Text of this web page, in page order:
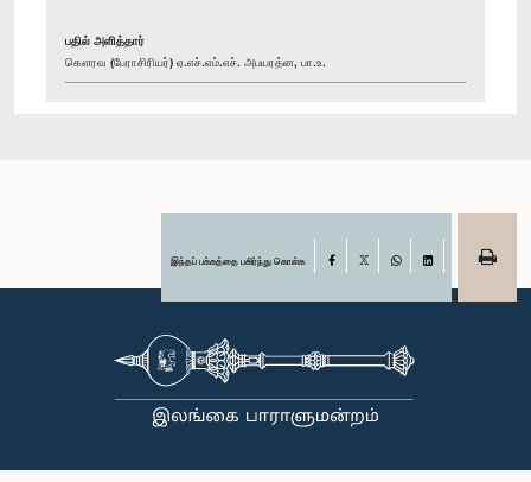
பதில் அளித்தார்
கௌரவ (பேராசிரியர்) ஏ.எச்.எம்.எச். அபயரத்ன, பா.உ.
இந்தப் பக்கத்தை பகிர்ந்து கொள்க Facebook